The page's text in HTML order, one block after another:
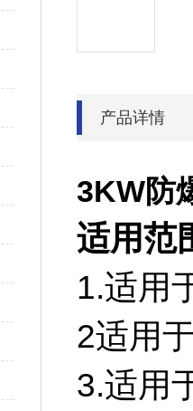
产品详情
3KW防
适用范
1.适用
2适用
3.适用